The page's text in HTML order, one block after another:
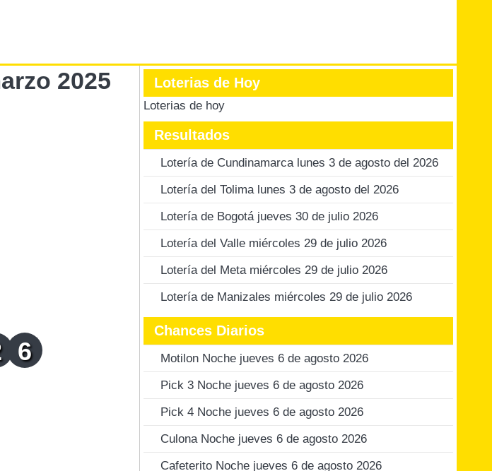
2025
6
Loterias de Hoy
Loterias de hoy
Resultados
Lotería de Cundinamarca lunes 3 de agosto del 2026
Lotería del Tolima lunes 3 de agosto del 2026
Lotería de Bogotá jueves 30 de julio 2026
Lotería del Valle miércoles 29 de julio 2026
Lotería del Meta miércoles 29 de julio 2026
Lotería de Manizales miércoles 29 de julio 2026
Chances Diarios
Motilon Noche jueves 6 de agosto 2026
Pick 3 Noche jueves 6 de agosto 2026
Pick 4 Noche jueves 6 de agosto 2026
Culona Noche jueves 6 de agosto 2026
Cafeterito Noche jueves 6 de agosto 2026